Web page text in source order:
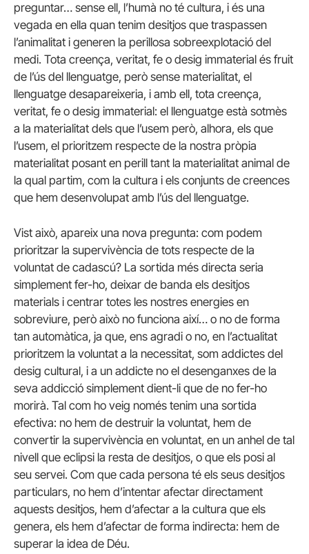
preguntar… sense ell, l’humà no té cultura, i és una
vegada en ella quan tenim desitjos que traspassen
l’animalitat i generen la perillosa sobreexplotació del
medi. Tota creença, veritat, fe o desig immaterial és fruit
de l’ús del llenguatge, però sense materialitat, el
llenguatge desapareixeria, i amb ell, tota creença,
veritat, fe o desig immaterial: el llenguatge està sotmès
a la materialitat dels que l’usem però, alhora, els que
l’usem, el prioritzem respecte de la nostra pròpia
materialitat posant en perill tant la materialitat animal de
la qual partim, com la cultura i els conjunts de creences
que hem desenvolupat amb l’ús del llenguatge.
Vist això, apareix una nova pregunta: com podem
prioritzar la supervivència de tots respecte de la
voluntat de cadascú? La sortida més directa seria
simplement fer-ho, deixar de banda els desitjos
materials i centrar totes les nostres energies en
sobreviure, però això no funciona així… o no de forma
tan automàtica, ja que, ens agradi o no, en l’actualitat
prioritzem la voluntat a la necessitat, som addictes del
desig cultural, i a un addicte no el desenganxes de la
seva addicció simplement dient-li que de no fer-ho
morirà. Tal com ho veig només tenim una sortida
efectiva: no hem de destruir la voluntat, hem de
convertir la supervivència en voluntat, en un anhel de tal
nivell que eclipsi la resta de desitjos, o que els posi al
seu servei. Com que cada persona té els seus desitjos
particulars, no hem d’intentar afectar directament
aquests desitjos, hem d’afectar a la cultura que els
genera, els hem d’afectar de forma indirecta: hem de
superar la idea de Déu.